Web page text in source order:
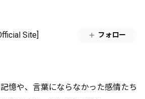
Site] フォロー
憶や、言葉にならなかった感情たち